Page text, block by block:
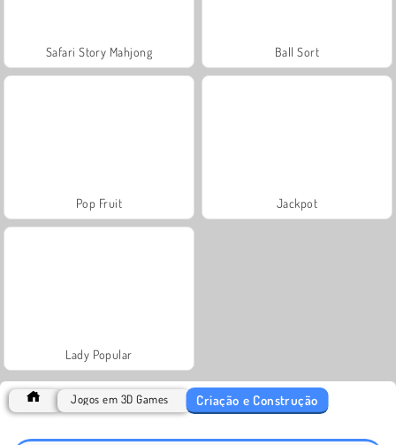
Safari Story Mahjong Ball Sort
Pop Fruit Jackpot
Lady Popular
Jogos em 3D Games Criação e Construção